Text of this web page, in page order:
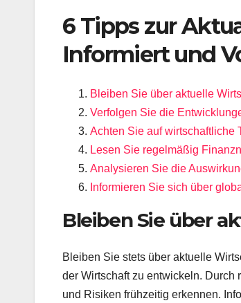
6 Tipps zur
Informiert und
Bleiben Sie über aktuelle
Verfolgen Sie die
Achten Sie auf wirtschaftliche
Lesen Sie regelmäßig
Analysieren Sie die
Informieren Sie sich über
Bleiben Sie über
Bleiben Sie stets über aktuelle
der Wirtschaft zu entwickeln.
und Risiken frühzeitig erkennen.